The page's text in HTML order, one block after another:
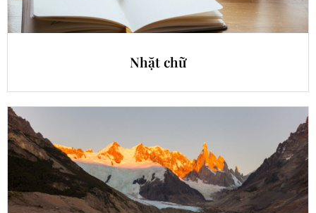
Nhặt chữ